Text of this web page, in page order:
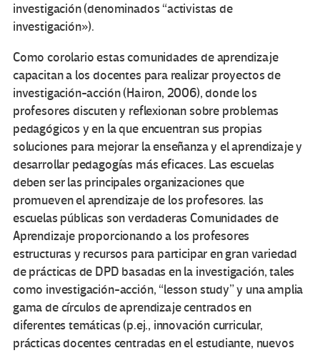
investigación (denominados “activistas de
investigación»).
Como corolario estas comunidades de aprendizaje
capacitan a los docentes para realizar proyectos de
investigación-acción (Hairon, 2006), donde los
profesores discuten y reflexionan sobre problemas
pedagógicos y en la que encuentran sus propias
soluciones para mejorar la enseñanza y el aprendizaje y
desarrollar pedagogías más eficaces. Las escuelas
deben ser las principales organizaciones que
promueven el aprendizaje de los profesores. las
escuelas públicas son verdaderas Comunidades de
Aprendizaje proporcionando a los profesores
estructuras y recursos para participar en gran variedad
de prácticas de DPD basadas en la investigación, tales
como investigación-acción, “lesson study” y una amplia
gama de círculos de aprendizaje centrados en
diferentes temáticas (p.ej., innovación curricular,
prácticas docentes centradas en el estudiante, nuevos